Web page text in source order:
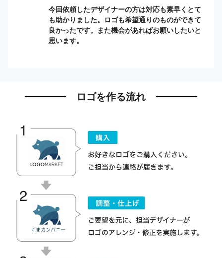
今回依頼したデザイナーの方は対応も素早くとて
も助かりました。ロゴも希望通りのものができて
良かったです。また機会があればお願いしたいと
思います。
ロゴを作る流れ